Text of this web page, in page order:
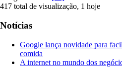
417 total de visualização, 1 hoje
Notícias
Google lança novidade para
comida
A internet no mundo dos